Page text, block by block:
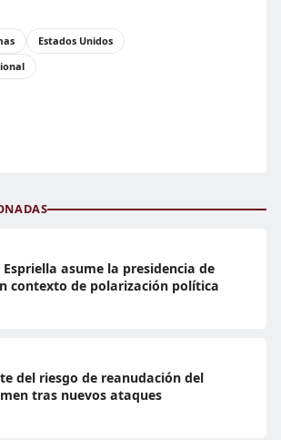
Estados Unidos
asume la presidencia de
contexto de polarización política
del riesgo de reanudación del
tras nuevos ataques